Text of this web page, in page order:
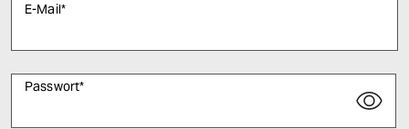
E-Mail*
Passwort*